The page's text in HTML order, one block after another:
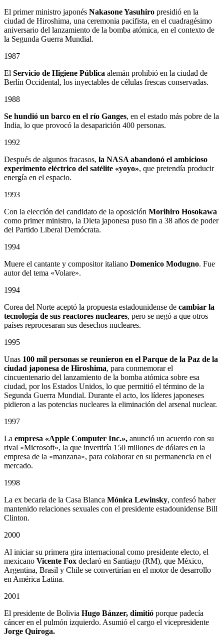
El primer ministro japonés Nakasone Yasuhiro presidió en la
ciudad de Hiroshima, una ceremonia pacifista, en el cuadragésimo
aniversario del lanzamiento de la bomba atómica, en el contexto de
la Segunda Guerra Mundial.
1987
El Servicio de Higiene Pública alemán prohibió en la ciudad de
Berlín Occidental, los inyectables de células frescas conservadas.
1988
Se hundió un barco en el río Ganges, en el estado más pobre de la
India, lo que provocó la desaparición 400 personas.
1992
Después de algunos fracasos, la NASA abandonó el ambicioso
experimento eléctrico del satélite «yoyo», que pretendía producir
energía en el espacio.
1993
Con la elección del candidato de la oposición Morihiro Hosokawa
como primer ministro, la Dieta japonesa puso fin a 38 años de poder
del Partido Liberal Demócrata.
1994
Muere el cantante y compositor italiano Domenico Modugno. Fue
autor del tema «Volare».
1994
Corea del Norte aceptó la propuesta estadounidense de cambiar la
tecnología de sus reactores nucleares, pero se negó a que otros
países reprocesaran sus desechos nucleares.
1995
Unas 100 mil personas se reunieron en el Parque de la Paz de la
ciudad japonesa de Hiroshima, para conmemorar el
cincuentenario del lanzamiento de la bomba atómica sobre esa
ciudad, por los Estados Unidos, lo que permitió el término de la
Segunda Guerra Mundial. Durante el acto, los líderes japoneses
pidieron a las potencias nucleares la eliminación del arsenal nuclear.
1997
La empresa «Apple Computer Inc.», anunció un acuerdo con su
rival «Microsoft», la que invertiría 150 millones de dólares en la
empresa de la «manzana», para colaborar en su permanencia en el
mercado.
1998
La ex becaria de la Casa Blanca Mónica Lewinsky, confesó haber
mantenido relaciones sexuales con el presidente estadounidense Bill
Clinton.
2000
Al iniciar su primera gira internacional como presidente electo, el
mexicano Vicente Fox declaró en Santiago (RM), que México,
Argentina, Brasil y Chile se convertirían en el motor de desarrollo
en América Latina.
2001
El presidente de Bolivia Hugo Bánzer, dimitió porque padecía
cáncer en el pulmón izquierdo. Asumió el cargo el vicepresidente
Jorge Quiroga.